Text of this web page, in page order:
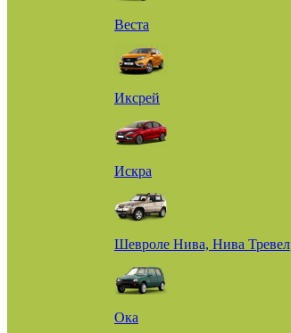
Веста
Иксрей
Искра
Шевроле Нива, Нива Тревел
Ока